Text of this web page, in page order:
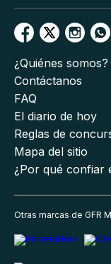
¿Quiénes somos?
Contáctanos
FAQ
El diario de hoy
Reglas de
Mapa del sitio
¿Por qué confiar
Otras marcas de GFR